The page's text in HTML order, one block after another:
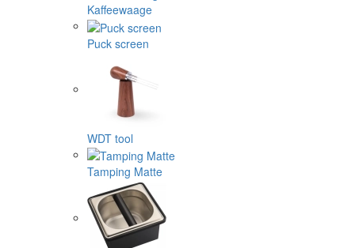
Kaffeewaage
Puck screen
WDT tool
Tamping Matte